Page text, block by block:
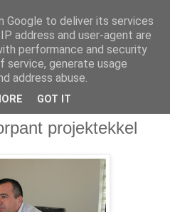
projektekkel
Google to deliver its services
address and user-agent are
performance and security
generate usage
address abuse.
GOT IT